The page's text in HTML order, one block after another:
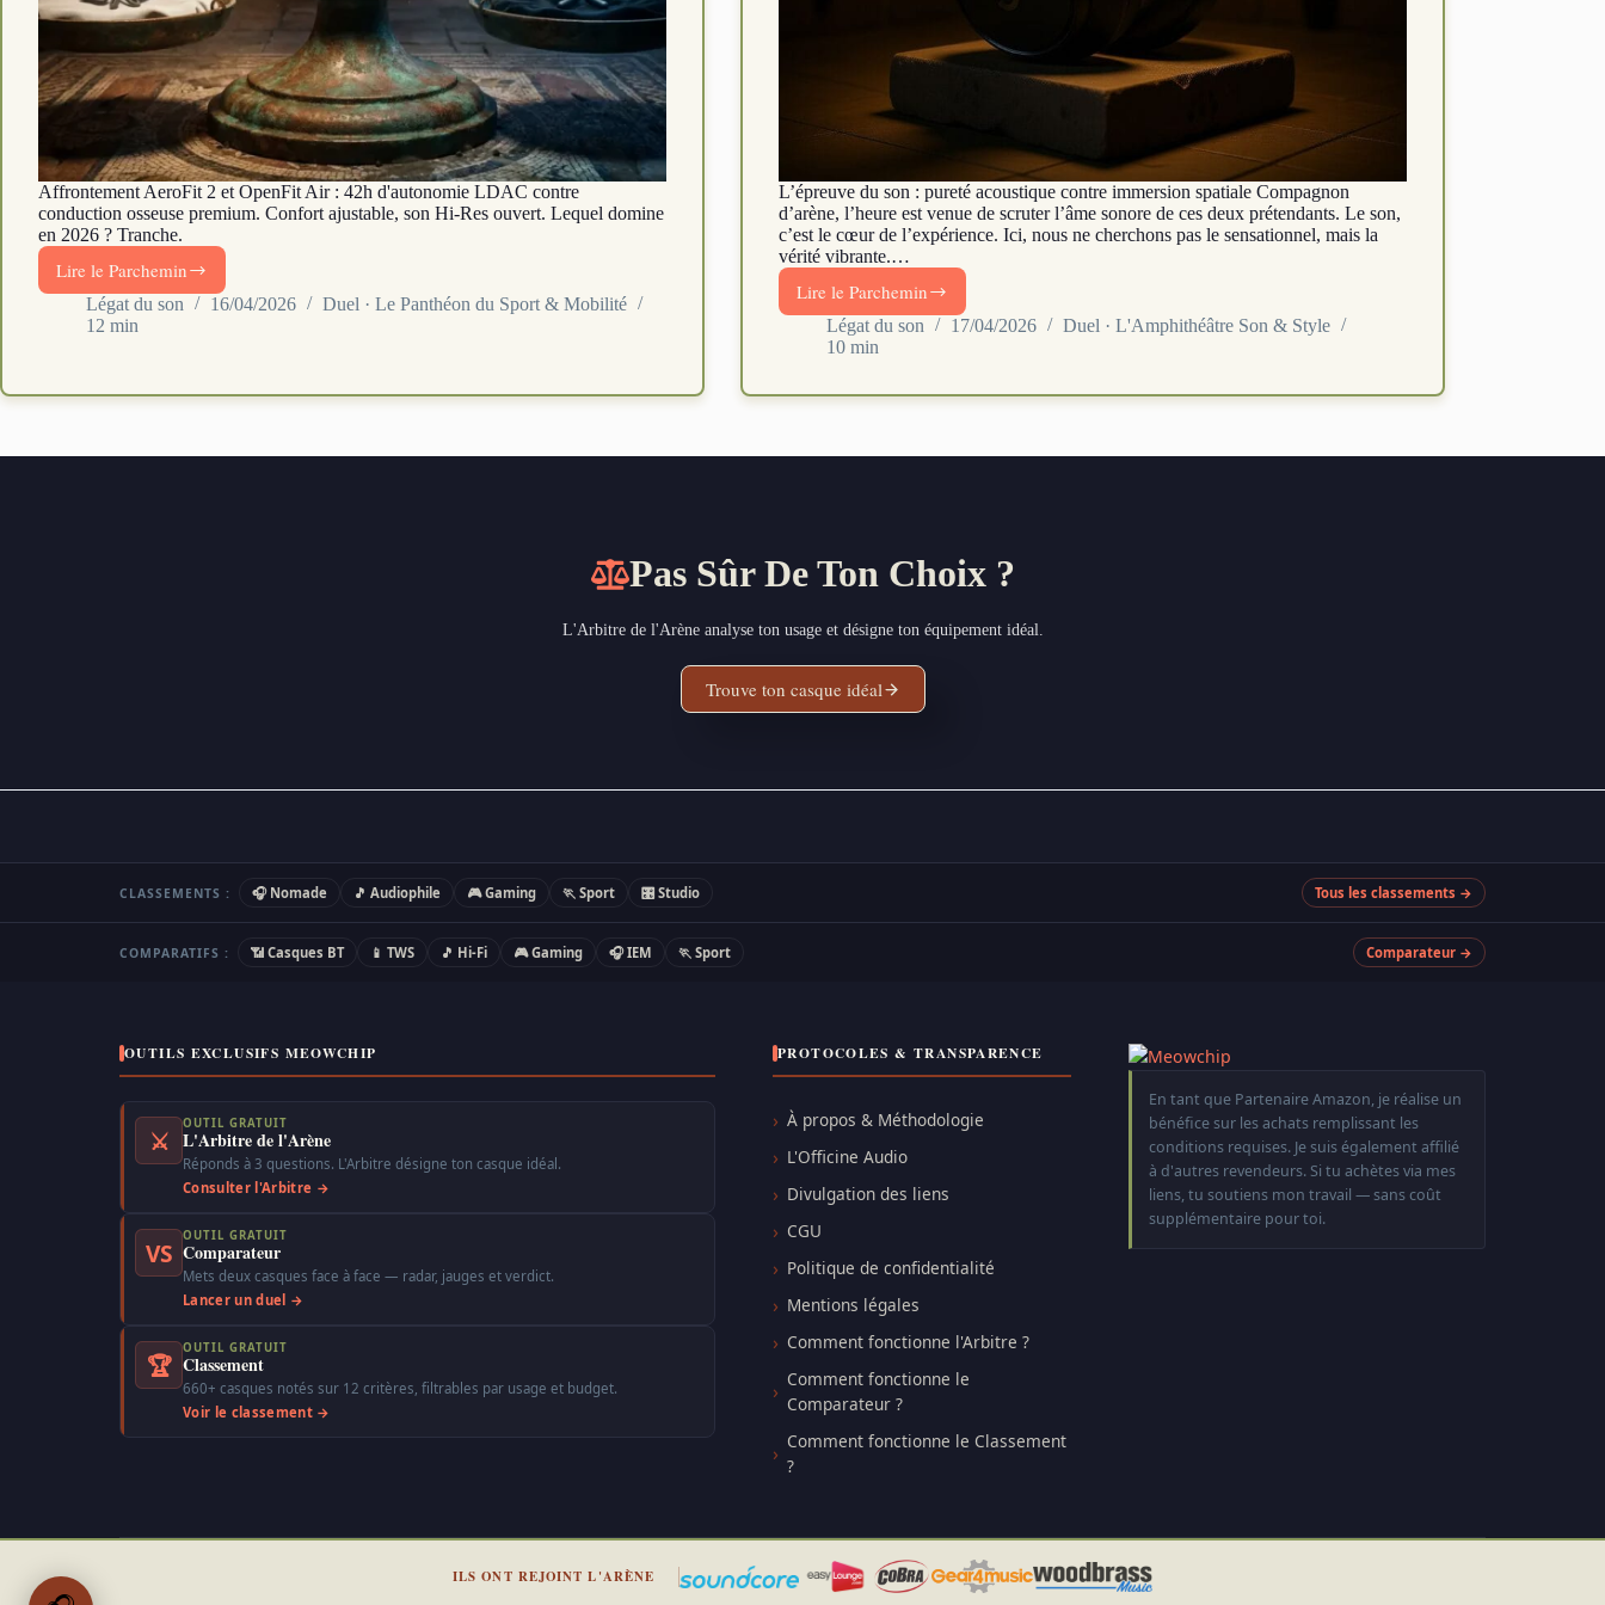
Affrontement AeroFit 2 et OpenFit Air : 42h d'autonomie LDAC contre
conduction osseuse premium. Confort ajustable, son Hi-Res ouvert. Lequel domine
en 2026 ? Tranche.
Lire le Parchemin
Soundcore
AeroFit
2
OpenFit
Légat du son 16/04/2026
Duel · Le Panthéon du Sport & Mobilité
12 min
L’épreuve du son : pureté acoustique contre immersion spatiale Compagnon
d’arène, l’heure est venue de scruter l’âme sonore de ces deux prétendants. Le son,
c’est le cœur de l’expérience. Ici, nous ne cherchons pas le sensationnel, mais la
vérité vibrante.…
Lire le Parchemin
Soundcore
Space
Q45
Sony
Légat du son 17/04/2026
Duel · L'Amphithéâtre Son & Style
10 min
Pas Sûr De Ton Choix ?
L'Arbitre de l'Arène analyse ton usage et désigne ton équipement idéal.
Trouve ton casque idéal
CLASSEMENTS : 🎧 Nomade 🎵 Audiophile 🎮 Gaming 🏃 Sport 🎛 Studio Tous les classements →
COMPARATIFS : 📶 Casques BT 📱 TWS 🎵 Hi-Fi 🎮 Gaming 🎧 IEM 🏃 Sport Comparateur →
OUTILS EXCLUSIFS MEOWCHIP
⚔
OUTIL GRATUIT
L'Arbitre de l'Arène
Réponds à 3 questions. L'Arbitre désigne ton casque idéal.
Consulter l'Arbitre →
VS
OUTIL GRATUIT
Comparateur
Mets deux casques face à face — radar, jauges et verdict.
Lancer un duel →
🏆
OUTIL GRATUIT
Classement
660+ casques notés sur 12 critères, filtrables par usage et budget.
Voir le classement →
PROTOCOLES & TRANSPARENCE
À propos & Méthodologie
L'Officine Audio
Divulgation des liens
CGU
Politique de confidentialité
Mentions légales
Comment fonctionne l'Arbitre ?
Comment fonctionne le
Comparateur ?
Comment fonctionne le Classement
?
En tant que Partenaire Amazon, je réalise un
bénéfice sur les achats remplissant les
conditions requises. Je suis également affilié
à d'autres revendeurs. Si tu achètes via mes
liens, tu soutiens mon travail — sans coût
supplémentaire pour toi.
ILS ONT REJOINT L'ARÈNE